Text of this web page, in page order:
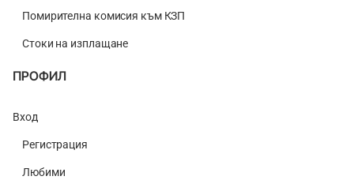
Помирителна комисия към КЗП
Стоки на изплащане
ПРОФИЛ
Вход
Регистрация
Любими